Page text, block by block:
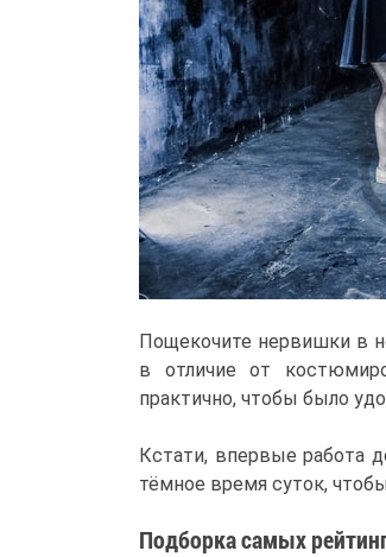
Пощекочите нервишки в
в отличие от
практично, чтобы было
Кстати, впервые работа
тёмное время суток,
Подборка самых